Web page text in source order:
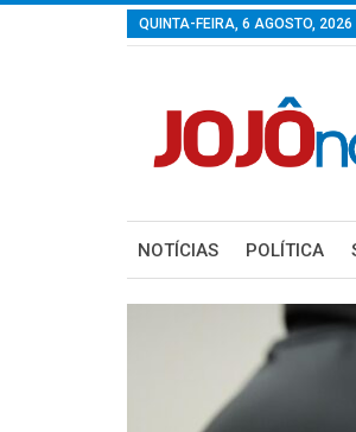
QUINTA-FEIRA, 6 AGOSTO, 2026
NOTÍCIAS POLÍTICA